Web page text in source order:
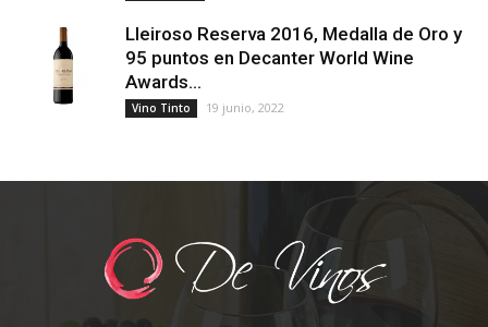
Lleiroso Reserva 2016, Medalla de Oro y
95 puntos en Decanter World Wine
Awards...
Vino Tinto 19 junio, 2022